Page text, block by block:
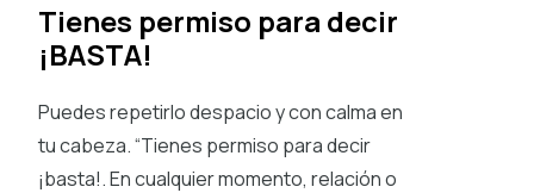
Tienes permiso para decir
¡BASTA!
Puedes repetirlo despacio y con calma en
tu cabeza. “Tienes permiso para decir
¡basta!. En cualquier momento, relación o